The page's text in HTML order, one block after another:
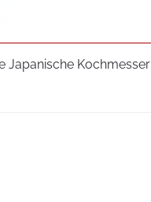
Japanische Kochmesser